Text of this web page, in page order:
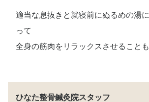
適当な息抜きと就寝前にぬるめの湯
って
全身の筋肉をリラックスさせることも
ひなた整骨鍼灸院スタッフ